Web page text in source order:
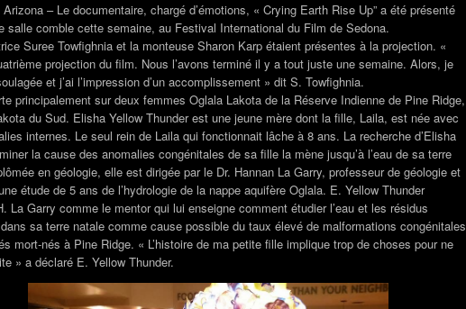
– Le documentaire, chargé d’émotions, « Crying Earth Rise Up” a été présenté
salle comble cette semaine, au Festival International du Film de Sedona.
Suree Towfighnia et la monteuse Sharon Karp étaient présentes à la projection. «
projection du film. Nous l’avons terminé il y a tout juste une semaine. Alors, je
et j’ai l’impression d’un accomplissement » dit S. Towfighnia.
principalement sur deux femmes Oglala Lakota de la Réserve Indienne de Pine Ridge,
du Sud. Elisha Yellow Thunder est une jeune mère dont la fille, Laila, est née avec
internes. Le seul rein de Laila qui fonctionnait lâche à 8 ans. La recherche d’Elisha
la cause des anomalies congénitales de sa fille la mène jusqu’à l’eau de sa terre
en géologie, elle est dirigée par le Dr. Hannan La Garry, professeur de géologie et
étude de 5 ans de l’hydrologie de la nappe aquifère Oglala. E. Yellow Thunder
La Garry comme le mentor qui lui enseigne comment étudier l’eau et les résidus
dans sa terre natale comme cause possible du taux élevé de malformations congénitales
mort-nés à Pine Ridge. « L’histoire de ma petite fille implique trop de choses pour ne
» a déclaré E. Yellow Thunder.